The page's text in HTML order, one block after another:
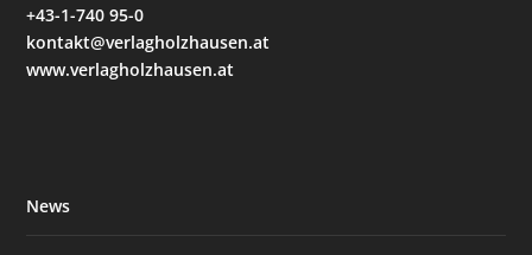
+43-1-740 95-0
kontakt@verlagholzhausen.at
www.verlagholzhausen.at
News